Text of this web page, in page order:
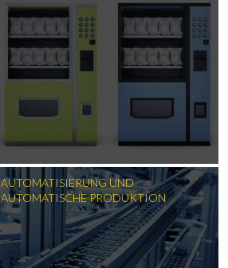
AUTOMATISIERUNG UND
AUTOMATISCHE PRODUKTION